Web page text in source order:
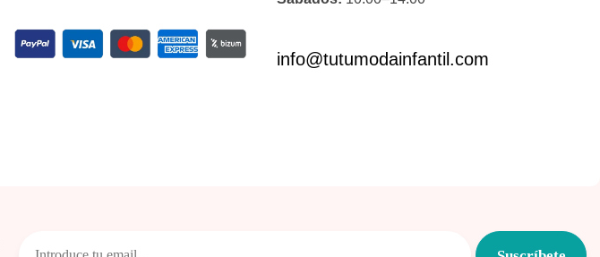
info@tutumodainfantil.com